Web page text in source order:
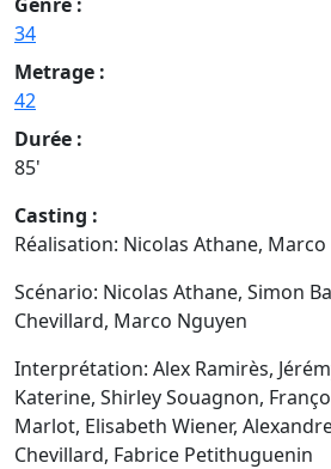
34
Metrage :
42
Durée :
85'
Casting :
Réalisation: Nicolas Athane,
Scénario: Nicolas Athane, Simon
Chevillard, Marco Nguyen
Interprétation: Alex Ramirès,
Katerine, Shirley Souagnon,
Marlot, Elisabeth Wiener,
Chevillard, Fabrice Petithuguenin